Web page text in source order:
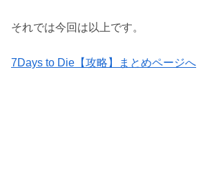
それでは今回は以上です。
7Days to Die【攻略】まとめページへ